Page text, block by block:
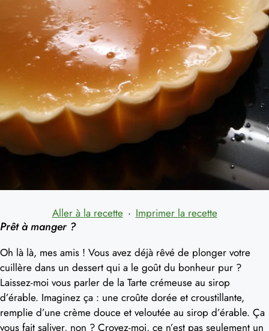
Aller à la recette · Imprimer la recette
Prêt à manger ?
Oh là là, mes amis ! Vous avez déjà rêvé de plonger votre
cuillère dans un dessert qui a le goût du bonheur pur ?
Laissez-moi vous parler de la Tarte crémeuse au sirop
d’érable. Imaginez ça : une croûte dorée et croustillante,
remplie d’une crème douce et veloutée au sirop d’érable. Ça
vous fait saliver, non ? Croyez-moi, ce n’est pas seulement un